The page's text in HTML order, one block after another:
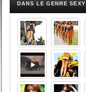
DANS LE GENRE SEXY